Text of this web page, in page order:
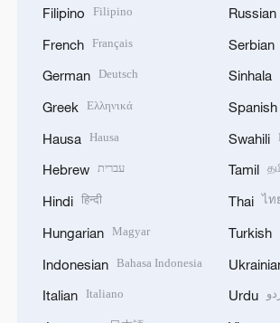
Filipino Filipino
French Français
German Deutsch
Greek Ελληνικά
Hausa Hausa
Hebrew עברית
Hindi हिन्दी
Hungarian Magyar
Indonesian Bahasa Indonesia
Italian Italiano
Russian
Serbian
Sinhala
Spanish
Swahili
Tamil
Thai ไท
Turkish
Urdu